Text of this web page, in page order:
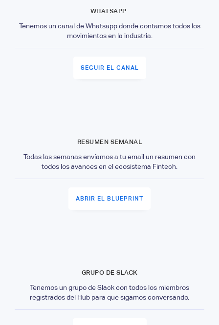
WHATSAPP
Tenemos un canal de Whatsapp donde contamos todos los
movimientos en la industria.
SEGUIR EL CANAL
RESUMEN SEMANAL
Todas las semanas envíamos a tu email un resumen con
todos los avances en el ecosistema Fintech.
ABRIR EL BLUEPRINT
GRUPO DE SLACK
Tenemos un grupo de Slack con todos los miembros
registrados del Hub para que sigamos conversando.